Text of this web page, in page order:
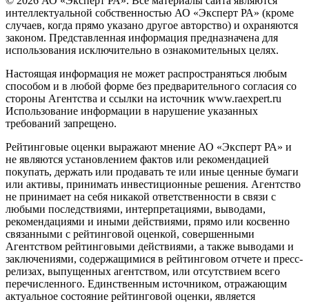
интеллектуальной собственностью АО «Эксперт РА» (кроме
случаев, когда прямо указано другое авторство) и охраняются
законом. Представленная информация предназначена для
использования исключительно в ознакомительных целях.
Настоящая информация не может распространяться любым
способом и в любой форме без предварительного согласия со
стороны Агентства и ссылки на источник www.raexpert.ru
Использование информации в нарушение указанных
требований запрещено.
Рейтинговые оценки выражают мнение АО «Эксперт РА» и
не являются установлением фактов или рекомендацией
покупать, держать или продавать те или иные ценные бумаги
или активы, принимать инвестиционные решения. Агентство
не принимает на себя никакой ответственности в связи с
любыми последствиями, интерпретациями, выводами,
рекомендациями и иными действиями, прямо или косвенно
связанными с рейтинговой оценкой, совершенными
Агентством рейтинговыми действиями, а также выводами и
заключениями, содержащимися в рейтинговом отчете и пресс-
релизах, выпущенных агентством, или отсутствием всего
перечисленного. Единственным источником, отражающим
актуальное состояние рейтинговой оценки, является